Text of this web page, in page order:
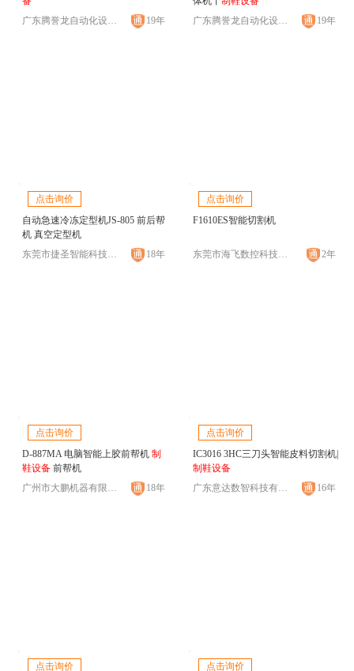
广东腾誉龙自动化设备有限公司
19年
广东腾誉龙自动化设备有限公司
19年
点击询价
自动急速冷冻定型机JS-805 前后帮
机 真空定型机
东莞市捷圣智能科技有限公司
18年
点击询价
F1610ES智能切割机
东莞市海飞数控科技有限公司 2年
点击询价
D-887MA 电脑智能上胶前帮机 制
鞋设备 前帮机
广州市大鹏机器有限公司
18年
点击询价
IC3016 3HC三刀头智能皮料切割机|
制鞋设备
广东意达数智科技有限公司
16年
点击询价 点击询价